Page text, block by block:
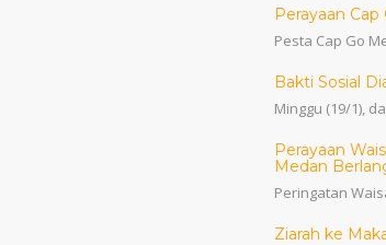
Perayaan
Pesta Cap Go
Bakti Sosial
Minggu (19/1),
Perayaan
Medan
Peringatan
Ziarah ke